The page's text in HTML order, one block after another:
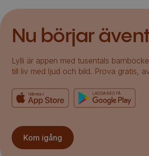
Nu börjar
Lylli är appen med tusentals
till liv med ljud och bild. Prova gratis,
Kom igång